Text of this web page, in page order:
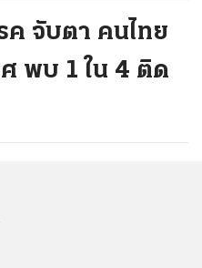
ค จับตา คนไทย
พบ 1 ใน 4 ติด